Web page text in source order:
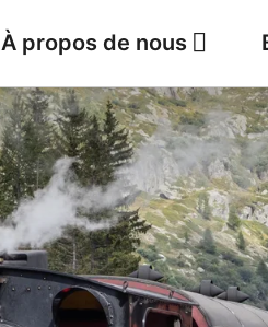
À propos de nous
Jobs